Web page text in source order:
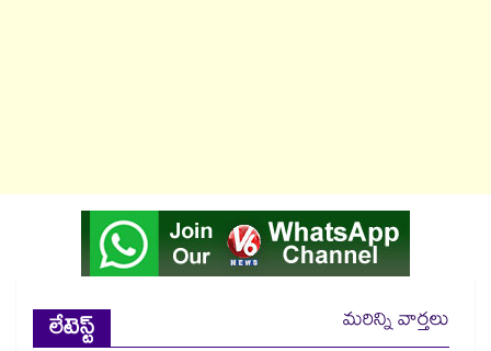
లేటెస్ట్
మరిన్ని వార్తలు